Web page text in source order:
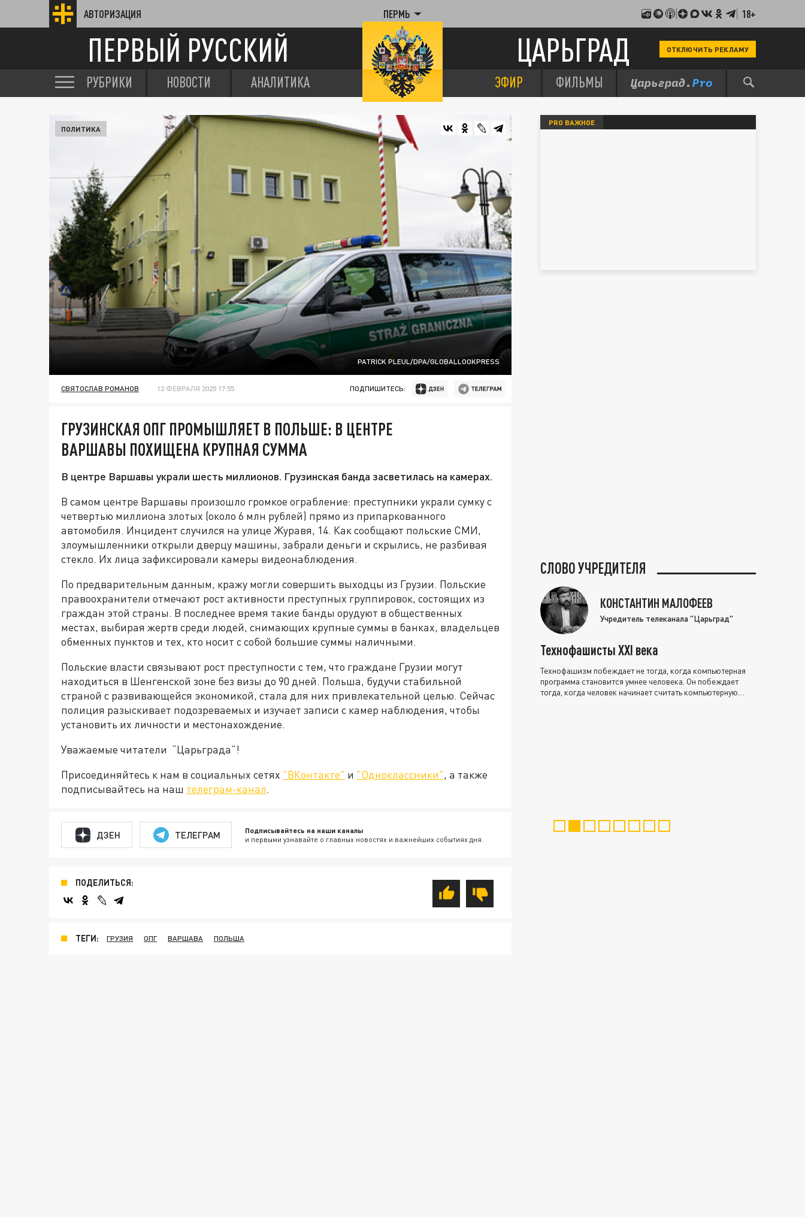
АВТОРИЗАЦИЯ ПЕРМЬ 18+
ПЕРВЫЙ РУССКИЙ ЦАРЬГРАД ОТКЛЮЧИТЬ РЕКЛАМУ
РУБРИКИ НОВОСТИ АНАЛИТИКА ЭФИР ФИЛЬМЫ
PATRICK PLEUL/DPA/GLOBALLOOKPRESS
ПОЛИТИКА
СВЯТОСЛАВ РОМАНОВ 12 ФЕВРАЛЯ 2025 17:55 ПОДПИШИТЕСЬ:
ГРУЗИНСКАЯ ОПГ ПРОМЫШЛЯЕТ В ПОЛЬШЕ: В ЦЕНТРЕ
ВАРШАВЫ ПОХИЩЕНА КРУПНАЯ СУММА
В центре Варшавы украли шесть миллионов. Грузинская банда засветилась на камерах.
В самом центре Варшавы произошло громкое ограбление: преступники украли сумку с
четвертью миллиона злотых (около 6 млн рублей) прямо из припаркованного
автомобиля. Инцидент случился на улице Журавя, 14. Как сообщают польские СМИ,
злоумышленники открыли дверцу машины, забрали деньги и скрылись, не разбивая
стекло. Их лица зафиксировали камеры видеонаблюдения.
По предварительным данным, кражу могли совершить выходцы из Грузии. Польские
правоохранители отмечают рост активности преступных группировок, состоящих из
граждан этой страны. В последнее время такие банды орудуют в общественных
местах, выбирая жертв среди людей, снимающих крупные суммы в банках, владельцев
обменных пунктов и тех, кто носит с собой большие суммы наличными.
Польские власти связывают рост преступности с тем, что граждане Грузии могут
находиться в Шенгенской зоне без визы до 90 дней. Польша, будучи стабильной
страной с развивающейся экономикой, стала для них привлекательной целью. Сейчас
полиция разыскивает подозреваемых и изучает записи с камер наблюдения, чтобы
установить их личности и местонахождение.
Уважаемые читатели “Царьграда”!
Присоединяйтесь к нам в социальных сетях "ВКонтакте" и "Одноклассники", а также
подписывайтесь на наш телеграм-канал.
ДЗЕН ТЕЛЕГРАМ Подписывайтесь на наши каналы
и первыми узнавайте о главных новостях и важнейших событиях дня.
ПОДЕЛИТЬСЯ:
ТЕГИ: ГРУЗИЯ ОПГ ВАРШАВА ПОЛЬША
PRO ВАЖНОЕ
СЛОВО УЧРЕДИТЕЛЯ
КОНСТАНТИН МАЛОФЕЕВ
Учредитель телеканала "Царьград"
Технофашисты XXI века
Технофашизм побеждает не тогда, когда компьютерная
программа становится умнее человека. Он побеждает
тогда, когда человек начинает считать компьютерную